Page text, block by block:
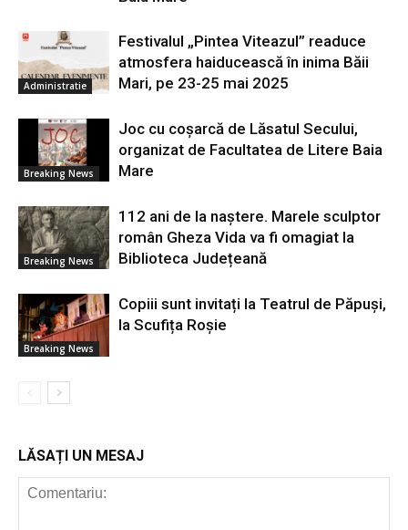
Administratie
Festivalul „Pintea Viteazul” readuce
atmosfera haiducească în inima Băii
Mari, pe 23-25 mai 2025
Breaking News
Joc cu coșarcă de Lăsatul Secului,
organizat de Facultatea de Litere Baia
Mare
Breaking News
112 ani de la naștere. Marele sculptor
român Gheza Vida va fi omagiat la
Biblioteca Județeană
Breaking News
Copiii sunt invitați la Teatrul de Păpuși,
la Scufița Roșie
LĂSAȚI UN MESAJ